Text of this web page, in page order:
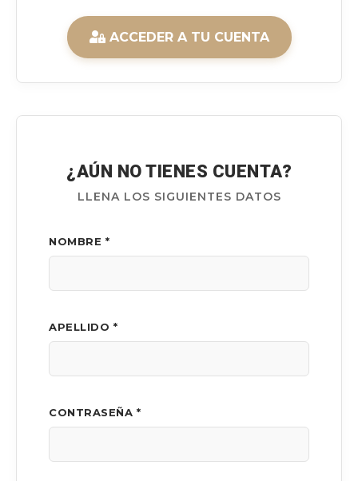
ACCEDER A TU CUENTA
¿AÚN NO TIENES CUENTA?
LLENA LOS SIGUIENTES DATOS
NOMBRE *
APELLIDO *
CONTRASEÑA *